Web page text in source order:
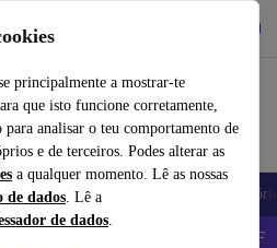
principalmente a mostrar-te
que isto funcione corretamente,
analisar o teu comportamento de
e de terceiros. Podes alterar as
a qualquer momento. Lê as nossas
de dados. Lê a
de dados.
e fácil
Tablets
e iPads – Código: BACK5OFF